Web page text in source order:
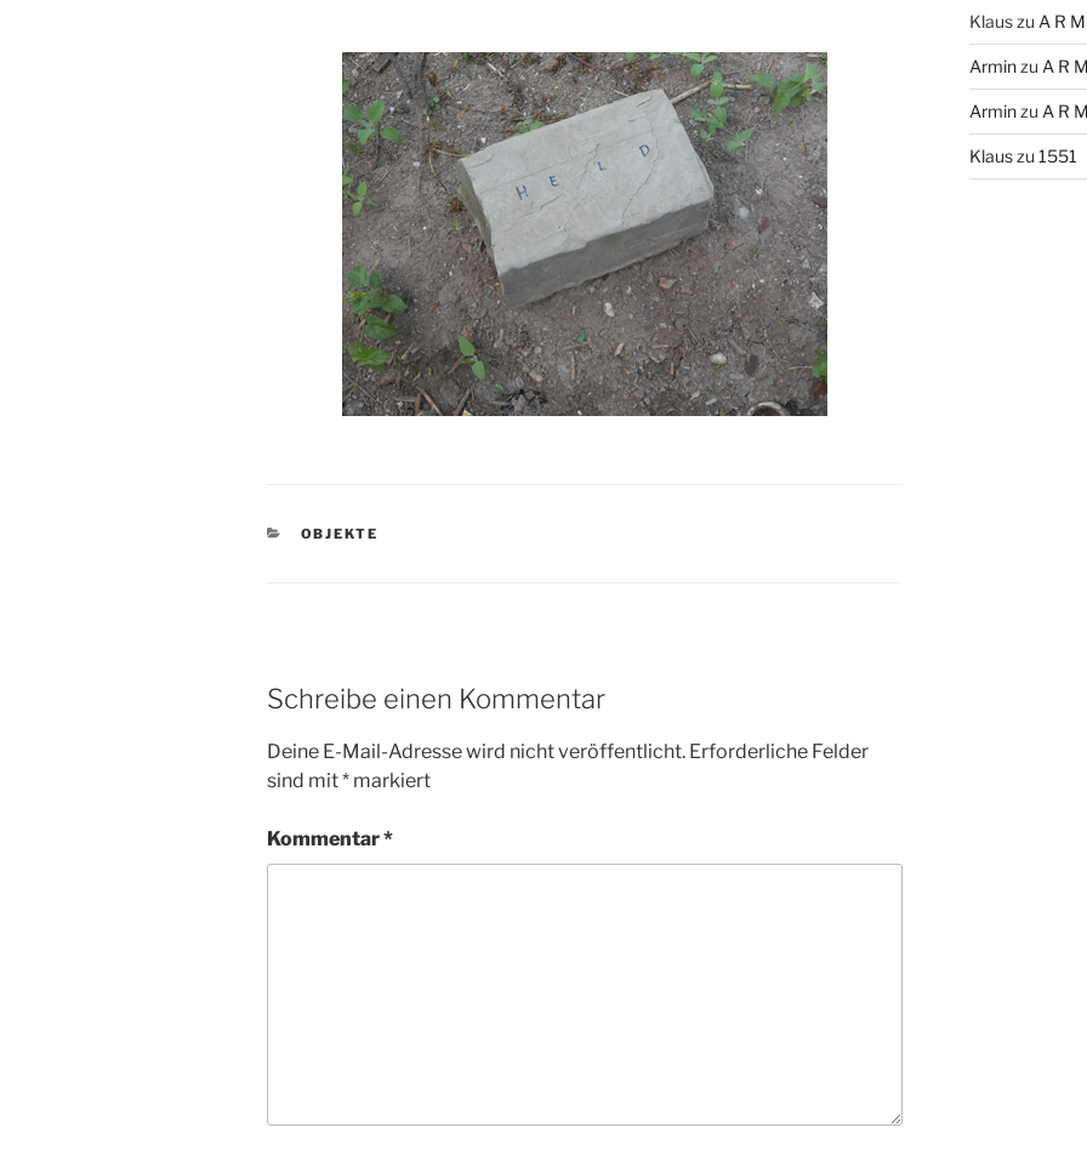
KATEGORIEN
OBJEKTE
Schreibe einen Kommentar
Deine E-Mail-Adresse wird nicht veröffentlicht. Erforderliche Felder
sind mit* markiert
Kommentar*
Klauszu A R
Arminzu A R
Arminzu A R
Klauszu 1551